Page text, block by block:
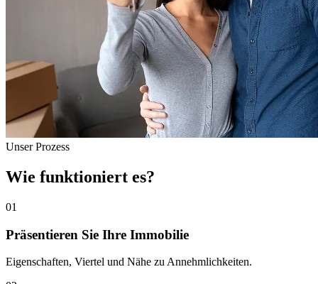
Unser Prozess
Wie funktioniert es?
01
Präsentieren Sie Ihre Immobilie
Eigenschaften, Viertel und Nähe zu Annehmlichkeiten.